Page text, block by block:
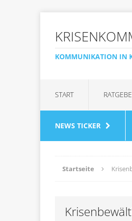
KOMMUNIKATION IN
START
NEWS TICKER
Startseite